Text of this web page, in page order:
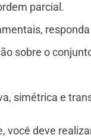
parcial.
sobre o
simétrica e
você deve